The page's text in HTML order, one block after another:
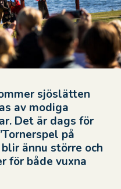
sjöslätten
av modiga
Det är dags för
på
ännu större och
för både vuxna